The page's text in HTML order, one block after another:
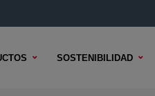
SOSTENIBILIDAD